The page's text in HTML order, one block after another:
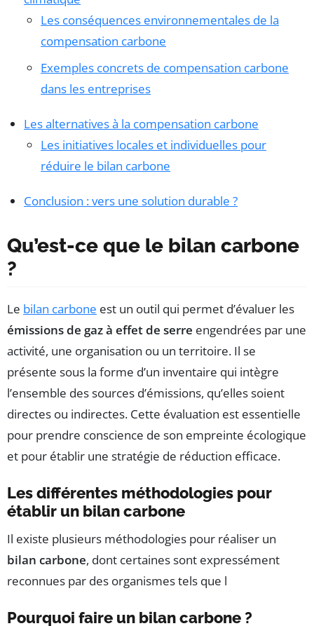
Les conséquences environnementales de la
compensation carbone
Exemples concrets de compensation carbone
dans les entreprises
Les alternatives à la compensation carbone
Les initiatives locales et individuelles pour
réduire le bilan carbone
Conclusion : vers une solution durable ?
Qu’est-ce que le bilan carbone
?
Le bilan carbone est un outil qui permet d’évaluer les
émissions de gaz à effet de serre engendrées par une
activité, une organisation ou un territoire. Il se
présente sous la forme d’un inventaire qui intègre
l’ensemble des sources d’émissions, qu’elles soient
directes ou indirectes. Cette évaluation est essentielle
pour prendre conscience de son empreinte écologique
et pour établir une stratégie de réduction efficace.
Les différentes méthodologies pour
établir un bilan carbone
Il existe plusieurs méthodologies pour réaliser un
bilan carbone, dont certaines sont expressément
reconnues par des organismes tels que l
Pourquoi faire un bilan carbone ?